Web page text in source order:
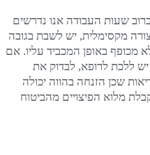
שעות העבודה אנו נדרשים
מקסימלית, יש לשבת בגובה
מכופף באופן המכביד עליו. אם
יש ללכת לרופא, לבדוק את
שכן הזנחה בהווה יכולה
מלוא הפיצויים מהביטוח